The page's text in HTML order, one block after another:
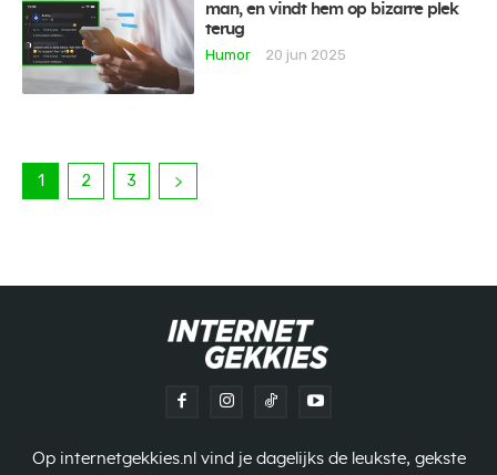
man, en vindt hem op bizarre plek
terug
Humor
20 jun 2025
1 2 3
Op internetgekkies.nl vind je dagelijks de leukste, gekste